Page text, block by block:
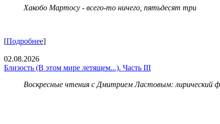
Хакобо Мартосу - всего-то ничего, пятьдесят три
[Подробнее]
02.08.2026
Близость (В этом мире летящем...). Часть III
Воскресные чтения с Дмитрием Ластовым: лирический